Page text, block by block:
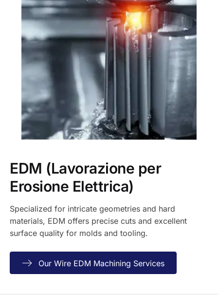
EDM (Lavorazione per
Erosione Elettrica)
Specialized for intricate geometries and hard
materials, EDM offers precise cuts and excellent
surface quality for molds and tooling.
Our Wire EDM Machining Services